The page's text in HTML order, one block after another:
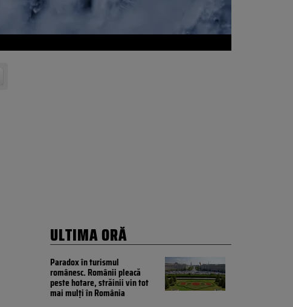
ULTIMA ORĂ
Paradox în turismul
românesc. Românii pleacă
peste hotare, străinii vin tot
mai mulți în România